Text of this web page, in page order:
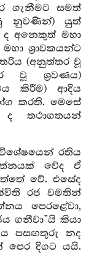
ගැනීමට සමත්
නුවණින්) යුත්
අනෙකුත් මහා
ශ්‍රාවකයන්ට
(අනුත්තර වූ
වූ ශ්‍රවණය)
කිරීම) ආදිය
කරති. මෙසේ
තථාගතයන්
රතිය
වේද ඒ
වේ. එසේද
රජ වමතින්
පෙරළේවා,
ගනීවා”යි කියා
පසඟතුරු නද
දිගට යයි.